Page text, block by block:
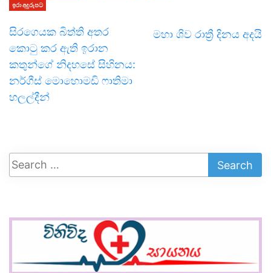
ඉරා අදුරුපට
සිරගෙයක බිත්ති අතර
කොටු කර ඇති ඉරාන
කතුන්ගේ නිදහසේ සිහිනය:
නර්ගීස් මොහොමඩි ෆාතිමා
හලල්දීන්
මහා ශිව රාත්‍රී දිනය අදයි